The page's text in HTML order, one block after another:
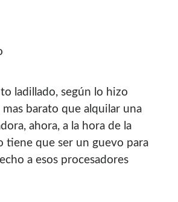
ladillado, según lo hizo
mas barato que alquilar una
ahora, a la hora de la
tiene que ser un guevo para
a esos procesadores